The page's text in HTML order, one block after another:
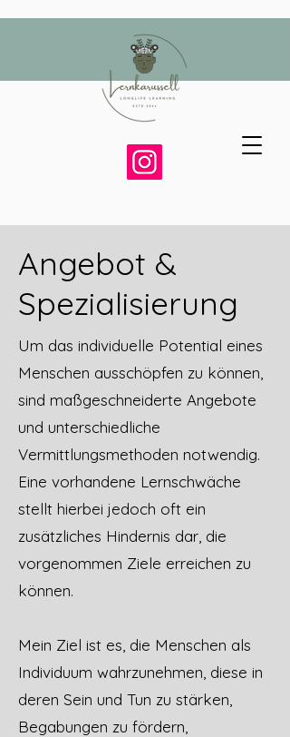
Angebot &
Spezialisierung
Um das individuelle Potential eines
Menschen ausschöpfen zu können,
sind maßgeschneiderte Angebote
und unterschiedliche
Vermittlungsmethoden notwendig.
Eine vorhandene Lernschwäche
stellt hierbei jedoch oft ein
zusätzliches Hindernis dar, die
vorgenommen Ziele erreichen zu
können.
Mein Ziel ist es, die Menschen als
Individuum wahrzunehmen, diese in
deren Sein und Tun zu stärken,
Begabungen zu fördern,